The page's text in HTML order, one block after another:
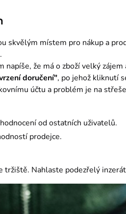
skvělým místem pro nákup a
napíše, že má o zboží velký
doručení", po jehož kliknutí
účtu a problém je na
od ostatních uživatelů.
prodejce.
Nahlaste podezřelý